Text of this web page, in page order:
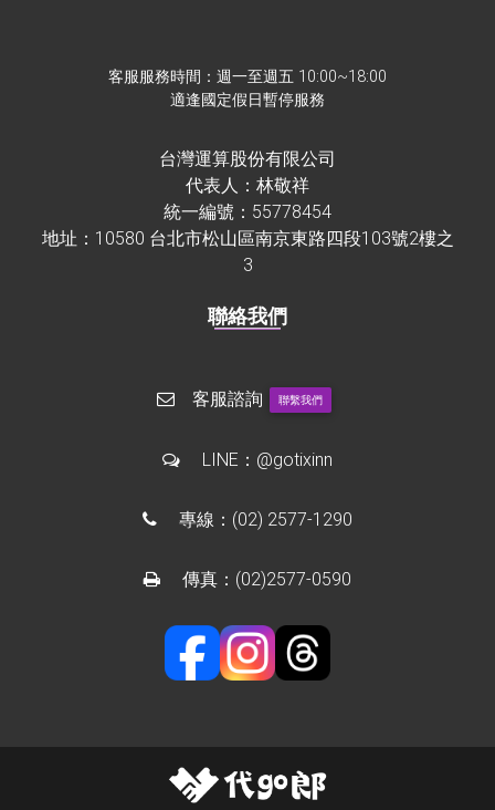
客服服務時間：週一至週五 10:00~18:00
適逢國定假日暫停服務
台灣運算股份有限公司
代表人：林敬祥
統一編號：55778454
地址：10580 台北市松山區南京東路四段103號2樓之
3
聯絡我們
客服諮詢 聯繫我們
LINE： @gotixinn
專線： (02) 2577-1290
傳真：(02)2577-0590